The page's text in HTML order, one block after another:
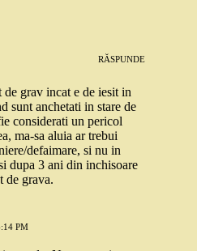
RĂSPUNDE
grav incat e de iesit in
sunt anchetati in stare de
considerati un pericol
ma-sa aluia ar trebui
defaimare, si nu in
dupa 3 ani din inchisoare
de grava.
PM